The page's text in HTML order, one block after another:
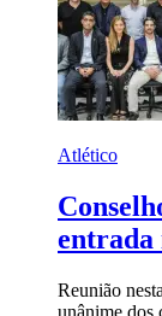
Atlético
entrada
Reunião